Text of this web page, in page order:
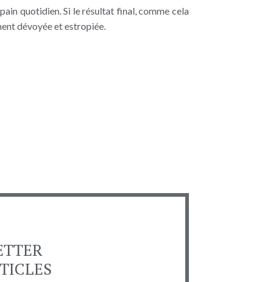
quotidien. Si le résultat final, comme cela
dévoyée et estropiée.